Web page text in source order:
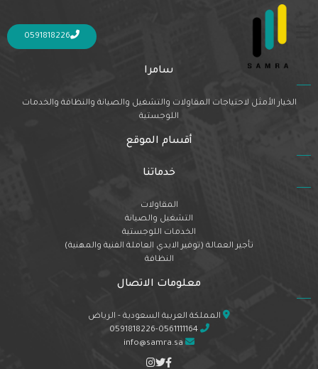
0591818226
Nothing Found
It seems we can’t find what you’re looking for. Perhaps searching can help.
سامرا
الخيار الأمثل لاحتياجات المقاولات والتشغيل والصيانة والنظافة والخدمات
اللوجستية
أقسام الموقع
خدماتنا
المقاولات
التشغيل والصيانة
الخدمات اللوجستية
تأجير العمالة (توفير الايدي العاملة الفنية والمهنية)
النظافة
معلومات الاتصال
المملكة العربية السعودية - الرياض
0591818226-0561111164
info@samra.sa